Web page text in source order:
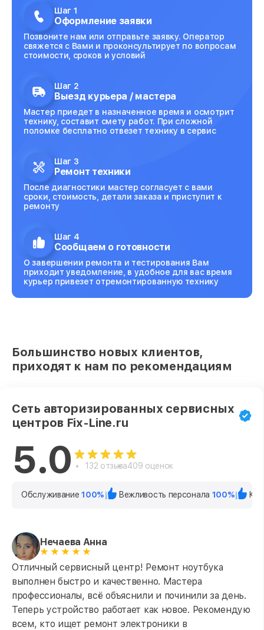
Шаг 1
Оформление заявки
Позвоните нам или отправьте заявку. Оператор
свяжется с Вами и проконсультирует по вопросам
стоимости, сроков и условий
Шаг 2
Выезд курьера / мастера
Мастер приедет в назначенное время и осмотрит
технику, составит смету работ. При сложной
поломке бесплатно отвезет технику в сервис
Шаг 3
Ремонт техники
После диагностики мастер согласует с вами
сроки, стоимость, детали заказа и приступит к
ремонту
Шаг 4
Сообщаем о готовности
О завершении ремонта и тестирования Вам
приходит уведомление, в удобное для вас время
курьер привезет отремонтированную технику
Большинство новых клиентов,
приходят к нам по рекомендациям
Сеть авторизированных сервисных
центров Fix-Line.ru
5.0 132 отзыва409 оценок
Обслуживание100% Вежливость персонала 100%
Нечаева Анна
Отличный сервисный центр! Ремонт ноутбука
выполнен быстро и качественно. Мастера
профессионалы, всё объяснили и починили за день.
Теперь устройство работает как новое. Рекомендую
всем, кто ищет ремонт электроники в